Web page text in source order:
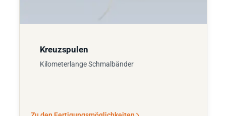
Kreuzspulen
Kilometerlange Schmalbänder